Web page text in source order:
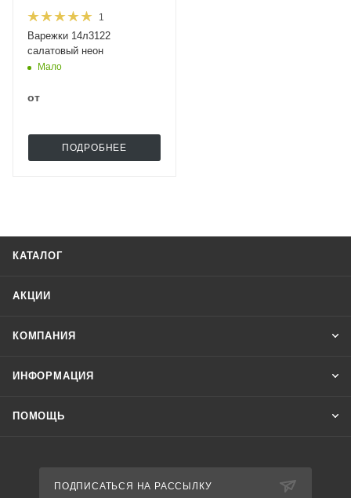
1
Варежки 14л3122
салатовый неон
Мало
от
ПОДРОБНЕЕ
КАТАЛОГ
АКЦИИ
КОМПАНИЯ
ИНФОРМАЦИЯ
ПОМОЩЬ
ПОДПИСАТЬСЯ НА РАССЫЛКУ